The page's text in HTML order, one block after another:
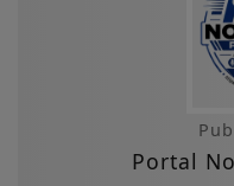
Portal